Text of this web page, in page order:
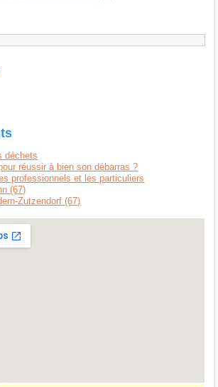
déchets
réussir à bien son débarras ?
professionnels et les particuliers
(67)
Zutzendorf (67)